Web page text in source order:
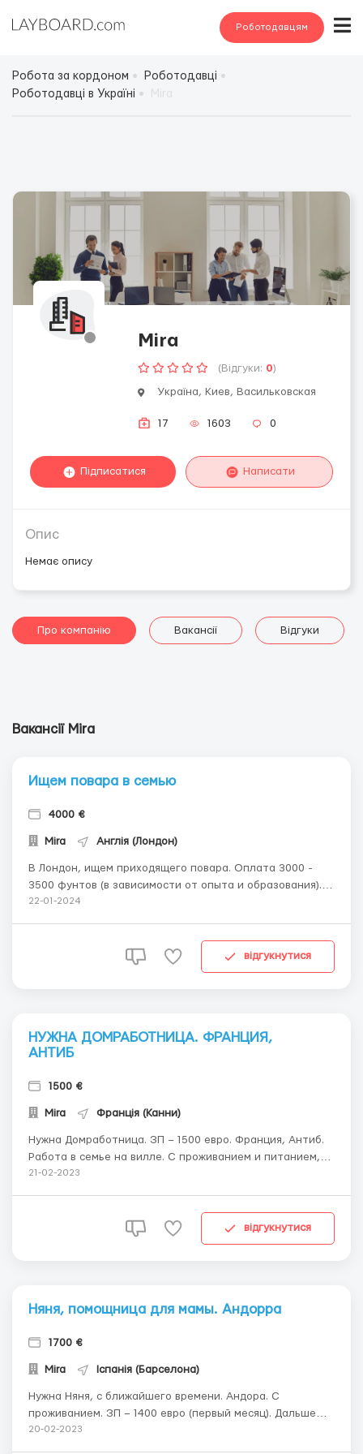
Роботодавцям
Робота за кордоном
Роботодавці
Роботодавці в Україні
Mira
(Відгуки: 0)
Україна, Киев, Васильковская
17 1603 0
Підписатися Написати
Опис
Немає опису
Про компанію Вакансії Відгуки
Вакансії Mira
Ищем повара в семью
4000 €
Mira Англія (Лондон)
В Лондон, ищем приходящего повара. Оплата 3000 -
3500 фунтов (в зависимости от опыта и образования).
На 6 дней в неделю (ВС выходной), с 7 утра до 16:00.
Формировать меню на день, закупать продукты (...
22-01-2024
відгукнутися
НУЖНА ДОМРАБОТНИЦА. ФРАНЦИЯ,
АНТИБ
1500 €
Mira Франція (Канни)
Нужна Домработница. ЗП – 1500 евро. Франция, Антиб.
Работа в семье на вилле. С проживанием и питанием,
предоставляется рабочая одежда, компенсация дороги.
Обязанности: уход за гардеробом, ...
21-02-2023
відгукнутися
Няня, помощница для мамы. Андорра
1700 €
Mira Іспанія (Барселона)
Нужна Няня, с ближайшего времени. Андора. С
проживанием. ЗП – 1400 евро (первый месяц). Дальше
повышение до 1700евро, в зависимости от опыта.
20-02-2023